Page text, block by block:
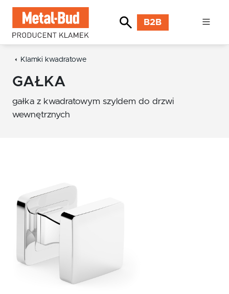
B2B
Klamki kwadratowe
GAŁKA
gałka z kwadratowym szyldem do drzwi
wewnętrznych